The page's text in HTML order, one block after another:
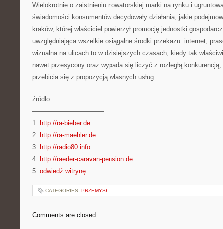
Wielokrotnie o zaistnieniu nowatorskiej marki na rynku i
świadomości konsumentów decydowały działania, jakie
kraków, której właściciel powierzył promocję jednostki
uwzględniająca wszelkie osiągalne środki przekazu: internet,
wizualna na ulicach to w dzisiejszych czasach, kiedy tak
nawet przesycony oraz wypada się liczyć z rozległą
przebicia się z propozycją własnych usług.
źródło:
———————————
1. http://ra-bieber.de
2. http://ra-maehler.de
3. http://radio80.info
4. http://raeder-caravan-pension.de
5. odwiedź witrynę
CATEGORIES: PRZEMYSŁ
Comments are closed.